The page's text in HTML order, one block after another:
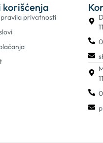
korišćenja
pravila privatnosti